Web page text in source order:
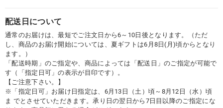
配送日について
通常のお届けは、最短でご注文日から6～10日後となります。（ただ
し、商品のお届け開始については、夏ギフトは6月8日(月)頃からとなり
ます。）
「配送時期」のご指定や、商品によっては「配送日」のご指定が可能で
す（「指定日可」の表示が目印です）。
【ご注意下さい。】
※「指定日可」お届け日指定は、6月13日（土）頃～8月12日（水）頃
ま でとさせていただきます。承り日の翌日から7日目以降のご指定にな